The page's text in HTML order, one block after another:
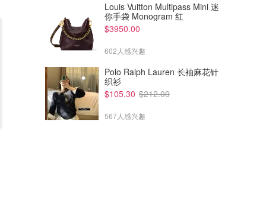
Louis Vuitton Multipass Mini 迷
你手袋 Monogram 红
$3950.00
602人感兴趣
Polo Ralph Lauren 长袖麻花针
织衫
$105.30 $212.00
567人感兴趣